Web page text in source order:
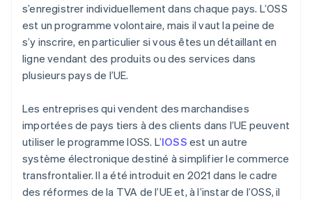
s’enregistrer individuellement dans chaque pays. L’OSS
est un programme volontaire, mais il vaut la peine de
s’y inscrire, en particulier si vous êtes un détaillant en
ligne vendant des produits ou des services dans
plusieurs pays de l’UE.
Les entreprises qui vendent des marchandises
importées de pays tiers à des clients dans l’UE peuvent
utiliser le programme IOSS. L’IOSS est un autre
système électronique destiné à simplifier le commerce
transfrontalier. Il a été introduit en 2021 dans le cadre
des réformes de la TVA de l’UE et, à l’instar de l’OSS, il